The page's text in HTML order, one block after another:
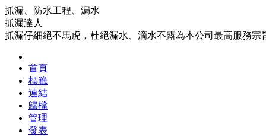
抓漏、防水工程、漏水
抓漏達人
抓漏仔細絕不馬虎，杜絕漏水、滴水不露為本公司最高服務宗
首頁
標籤
連結
歸檔
管理
發表